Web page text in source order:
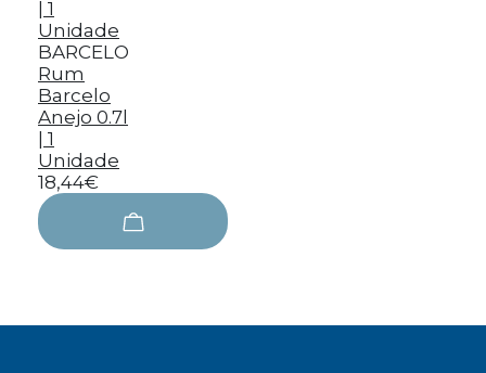
BARCELO
Rum
Barcelo
Anejo 0.7l
| 1
Unidade
18,44€